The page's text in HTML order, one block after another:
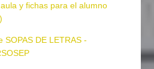
y fichas para el alumno
SOPAS DE LETRAS -